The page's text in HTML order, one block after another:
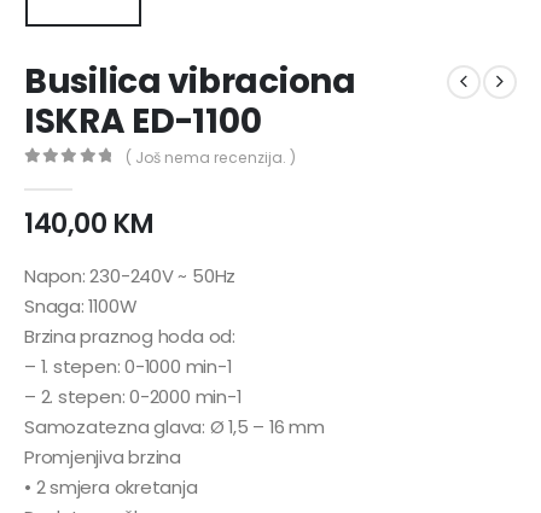
Busilica vibraciona
ISKRA ED-1100
( Još nema recenzija. )
140,00 KM
Napon: 230-240V ~ 50Hz
Snaga: 1100W
Brzina praznog hoda od:
– 1. stepen: 0-1000 min-1
– 2. stepen: 0-2000 min-1
Samozatezna glava: Ø 1,5 – 16 mm
Promjenjiva brzina
• 2 smjera okretanja